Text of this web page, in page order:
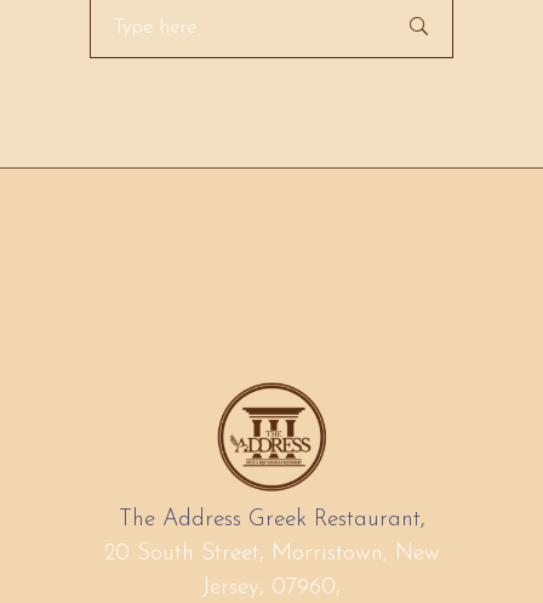
Search
The Address Greek Restaurant,
20 South Street, Morristown, New
Jersey, 07960,